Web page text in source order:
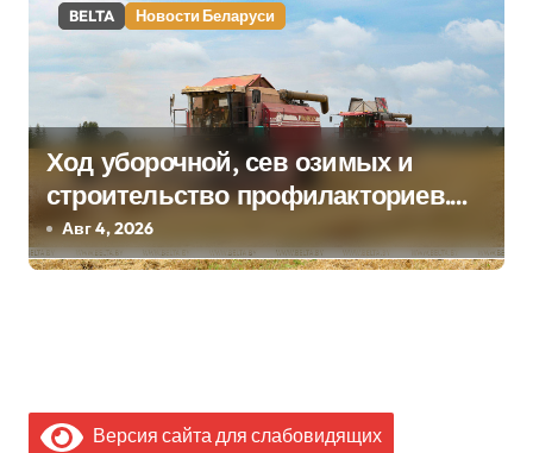
BELTA Новости Беларуси
Ход уборочной, сев озимых и
строительство профилакториев.
Лукашенко заслушал доклад главы
Минсельхозпрода
Авг 4, 2026
Версия сайта для слабовидящих